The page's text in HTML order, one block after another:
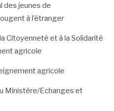
des jeunes de
à l’étranger
Citoyenneté et à la Solidarité
agricole
agricole
Ministère/Echanges et